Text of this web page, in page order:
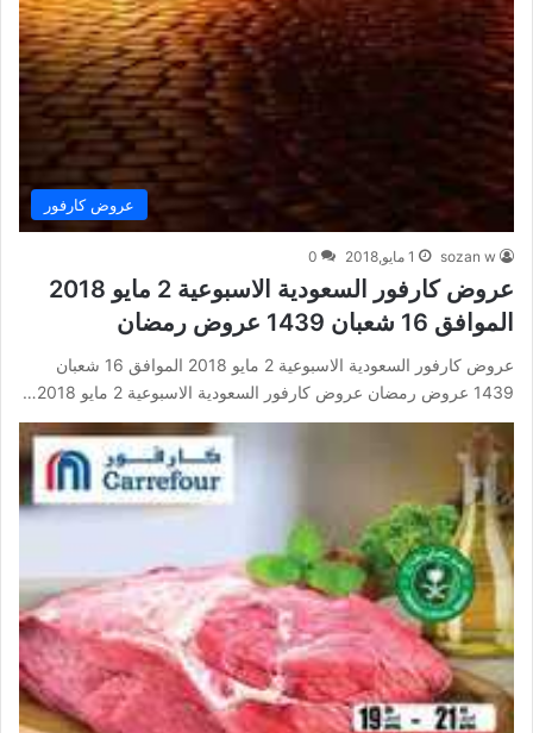
عروض كارفور
sozan w 1 مايو,2018 0
عروض كارفور السعودية الاسبوعية 2 مايو 2018
الموافق 16 شعبان 1439 عروض رمضان
عروض كارفور السعودية الاسبوعية 2 مايو 2018 الموافق 16 شعبان
1439 عروض رمضان عروض كارفور السعودية الاسبوعية 2 مايو 2018…